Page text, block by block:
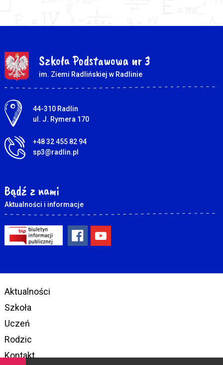
Szkoła Podstawowa nr 3
im. Ziemi Radlińskiej w Radlinie
Adres pocztowy:
44-310 Radlin
ul. J. Rymera 170
+48 32 455 82 94
sp3@radlin.pl
Bądź z nami
Aktualności i informacje
Aktualności
Szkoła
Uczeń
Rodzic
Kontakt